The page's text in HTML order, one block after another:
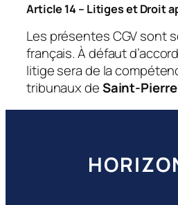
Article 14 – Litiges et Droit
Les présentes CGV sont
français. À défaut
litige sera de la
tribunaux deSaint-